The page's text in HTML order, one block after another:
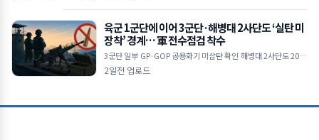
육군 1군단에 이어 3군단·해병대 2사단도 ‘실탄 미
장착’ 경계… 軍 전수점검 착수
3군단 일부 GP·GOP 공용화기 미삽탄 확인 해병대 2사단도 2020
년부터 6년간 '빈 총' 경계 합참 보고 누락 속 전방 군단 전수조사 확
2일전 업로드